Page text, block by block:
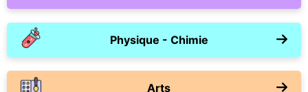
Physique - Chimie
Arts